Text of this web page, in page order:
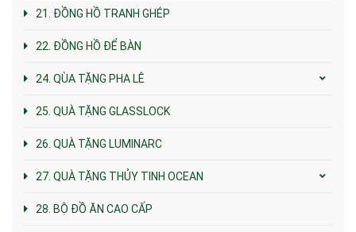
21. ĐỒNG HỒ TRANH GHÉP
22. ĐỒNG HỒ ĐỂ BÀN
24. QÙA TẶNG PHA LÊ
25. QUÀ TẶNG GLASSLOCK
26. QUÀ TẶNG LUMINARC
27. QUÀ TẶNG THỦY TINH OCEAN
28. BỘ ĐỒ ĂN CAO CẤP